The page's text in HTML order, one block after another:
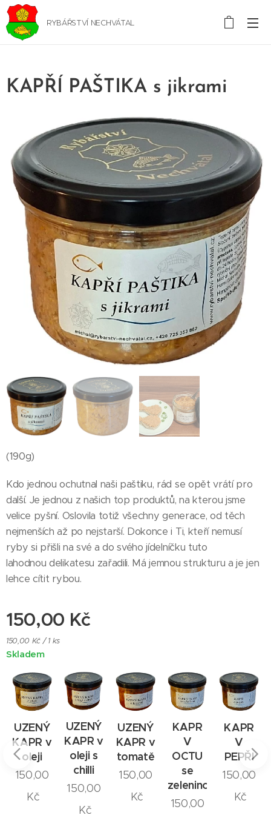
RYBÁŘSTVÍ NECHVÁTAL
KAPŘÍ PAŠTIKA s jikrami
(190g)
Kdo jednou ochutnal naši paštiku, rád se opět vrátí pro
další. Je jednou z našich top produktů, na kterou jsme
velice pyšní. Oslovila totiž všechny generace, od těch
nejmenších až po nejstarší. Dokonce i Ti, kteří nemusí
ryby si přišli na své a do svého jídelníčku tuto
lahodnou delikatesu zařadili. Má jemnou strukturu a je jen
lehce cítit rybou.
150,00 Kč
150,00 Kč / 1 ks
Skladem
UZENÝ
KAPR v
oleji
150,00
Kč
UZENÝ
KAPR v
oleji s
chilli
150,00
Kč
UZENÝ
KAPR v
tomatě
150,00
Kč
KAPR
V
OCTU
se
zeleninou
150,00
KAPR
V
PEPŘI
150,00
Kč